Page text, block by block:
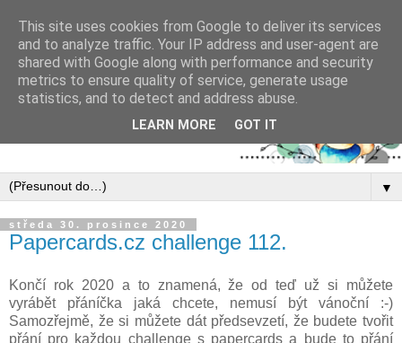
▼
středa 30. prosince 2020
Papercards.cz challenge 112.
Končí rok 2020 a to znamená, že od teď už si můžete
vyrábět přáníčka jaká chcete, nemusí být vánoční :-)
Samozřejmě, že si můžete dát předsevzetí, že budete tvořit
přání pro každou challenge s papercards a bude to přání
This site uses cookies from Google to deliver its services
and to analyze traffic. Your IP address and user-agent are
shared with Google along with performance and security
metrics to ensure quality of service, generate usage
statistics, and to detect and address abuse.
LEARN MORE GOT IT